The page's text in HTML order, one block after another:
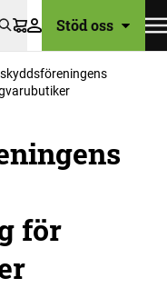
VarukorgStöd oss
för